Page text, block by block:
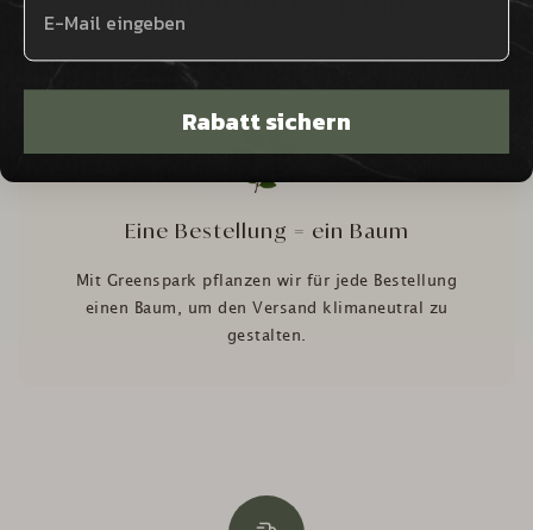
Eine Bestellung = ein Baum
Mit Greenspark pflanzen wir für jede Bestellung
einen Baum, um den Versand klimaneutral zu
gestalten.
Rabatt sichern